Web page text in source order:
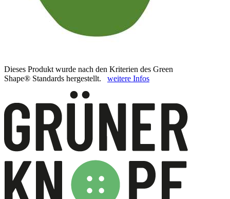
Dieses Produkt wurde nach den Kriterien des Green
Shape® Standards hergestellt. weitere Infos